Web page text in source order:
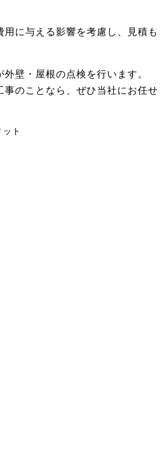
用に与える影響を考慮し、見積
壁・屋根の点検を行います。
のことなら、ぜひ当社にお任せ
ト